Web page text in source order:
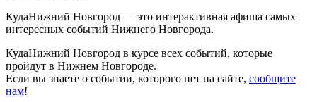
КудаНижний Новгород — это интерактивная афиша самых
интересных событий Нижнего Новгорода.
КудаНижний Новгород в курсе всех событий, которые
пройдут в Нижнем Новгороде.
Если вы знаете о событии, которого нет на сайте, сообщите
нам!